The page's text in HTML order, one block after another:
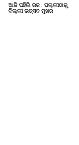
ଆଜି ପହିଲି ରଜ : ପଲ୍ଲୀଠାରୁ
ଦିଲ୍ଲୀ ଉତ୍ସବ ମୁଖର